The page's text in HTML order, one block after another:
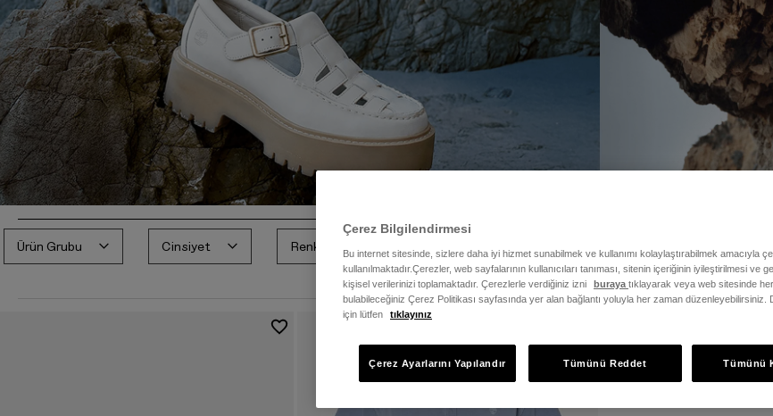
Ürün Grubu Cinsiyet Renk
Çerez Bilgilendirmesi
Bu internet sitesinde, sizlere daha iyi hizmet sunabilmek ve kullanımı kolaylaştırabilmek amacıyla
kullanılmaktadır.Çerezler, web sayfalarının kullanıcıları tanıması, sitenin içeriğinin iyileştirilmesi ve
kişisel verilerinizi toplamaktadır. Çerezlerle verdiğiniz izni
buraya tıklayarak veya web sitesinde
bulabileceğiniz Çerez Politikası sayfasında yer alan bağlantı yoluyla her zaman düzenleyebilirsiniz.
için lütfen
tıklayınız
Tümünü Reddet Tümünü
Çerez Ayarlarını Yapılandır